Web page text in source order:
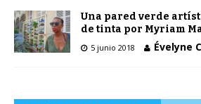
Una pared verde
de tinta por Myriam
5 junio 2018 Évelyne